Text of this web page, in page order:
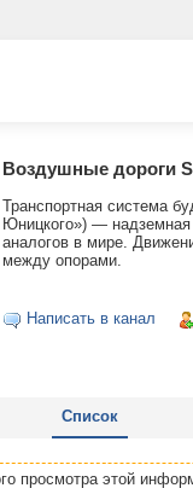
Воздушные дороги
Транспортная система
Юницкого») —
аналогов в мире.
между опорами.
Написать в канал
Список
просмотра этой